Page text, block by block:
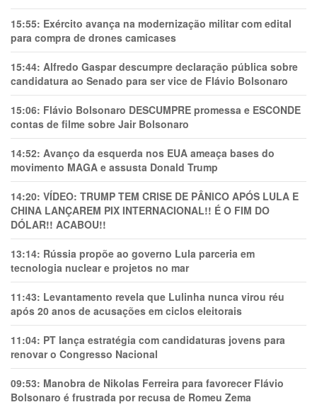
15:55: Exército avança na modernização militar com edital
para compra de drones camicases
15:44: Alfredo Gaspar descumpre declaração pública sobre
candidatura ao Senado para ser vice de Flávio Bolsonaro
15:06: Flávio Bolsonaro DESCUMPRE promessa e ESCONDE
contas de filme sobre Jair Bolsonaro
14:52: Avanço da esquerda nos EUA ameaça bases do
movimento MAGA e assusta Donald Trump
14:20: VÍDEO: TRUMP TEM CRlSE DE PÂNlCO APÓS LULA E
CHINA LANÇAREM PIX INTERNACIONAL!! É O FIM DO
DÓLAR!! ACABOU!!
13:14: Rússia propõe ao governo Lula parceria em
tecnologia nuclear e projetos no mar
11:43: Levantamento revela que Lulinha nunca virou réu
após 20 anos de acusações em ciclos eleitorais
11:04: PT lança estratégia com candidaturas jovens para
renovar o Congresso Nacional
09:53: Manobra de Nikolas Ferreira para favorecer Flávio
Bolsonaro é frustrada por recusa de Romeu Zema